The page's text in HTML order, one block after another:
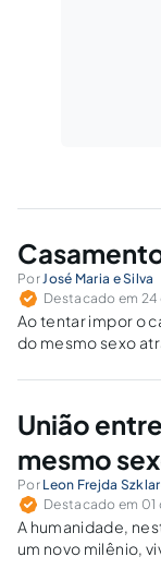
PorJosé Maria e Silva
Destacado em
Ao tentar impor o
do mesmo sexo
caminho para a
União
mesmo
Por Leon Frejda
Destacado em 01
A humanidade,
um novo milênio,